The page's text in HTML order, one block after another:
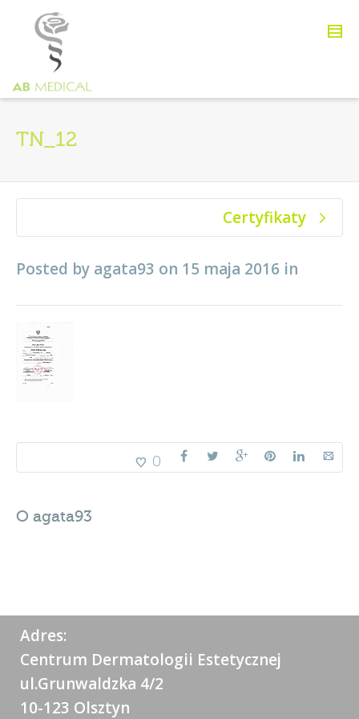
TN_12
Certyfikaty
Posted by agata93 on 15 maja 2016 in
0
O agata93
Adres:
Centrum Dermatologii Estetycznej
ul.Grunwaldzka 4/2
10-123 Olsztyn